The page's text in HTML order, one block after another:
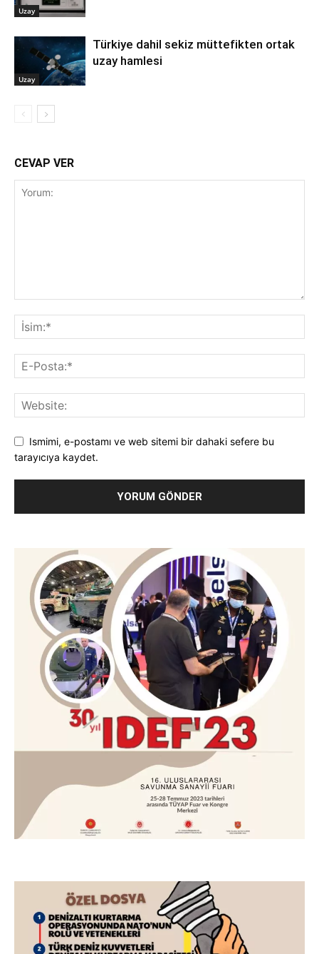
Uzay
Uzay
Türkiye dahil sekiz müttefikten ortak
uzay hamlesi
CEVAP VER
Ismimi, e-postamı ve web sitemi bir dahaki sefere bu
tarayıcıya kaydet.